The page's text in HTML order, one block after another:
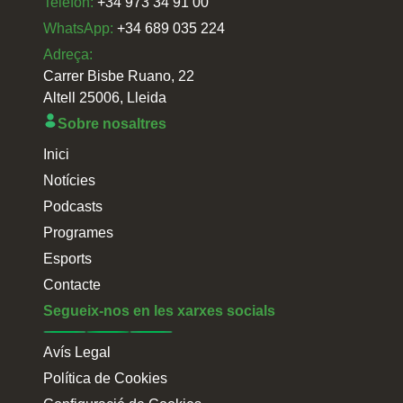
WhatsApp: +34 689 035 224
Adreça:
Carrer Bisbe Ruano, 22
Altell 25006, Lleida
Sobre nosaltres
Inici
Notícies
Podcasts
Programes
Esports
Contacte
Segueix-nos en les xarxes socials
Avís Legal
Política de Cookies